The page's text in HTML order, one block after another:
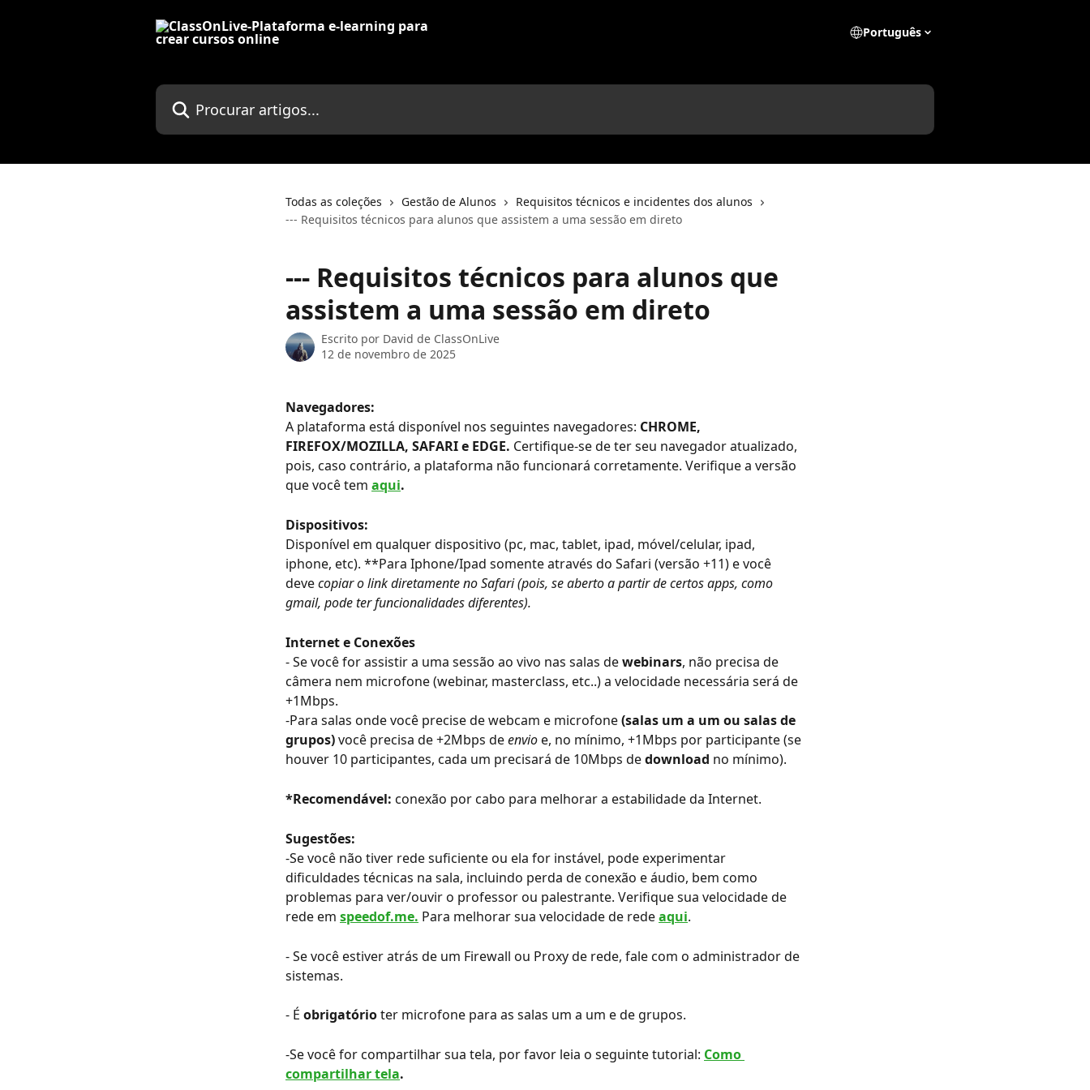
Português
Procurar artigos...
Todas as coleções Gestão de Alunos
Requisitos técnicos e incidentes dos alunos
--- Requisitos técnicos para alunos que assistem a uma sessão em direto
--- Requisitos técnicos para alunos que
assistem a uma sessão em direto
Escrito por David de ClassOnLive
12 de novembro de 2025
Navegadores:
A plataforma está disponível nos seguintes navegadores: CHROME,
FIREFOX/MOZILLA, SAFARI e EDGE. Certifique-se de ter seu navegador atualizado,
pois, caso contrário, a plataforma não funcionará corretamente. Verifique a versão
que você tem aqui.
Dispositivos:
Disponível em qualquer dispositivo (pc, mac, tablet, ipad, móvel/celular, ipad,
iphone, etc). **Para Iphone/Ipad somente através do Safari (versão +11) e você
deve copiar o link diretamente no Safari (pois, se aberto a partir de certos apps, como
gmail, pode ter funcionalidades diferentes).
Internete Conexões
- Se você for assistir a uma sessão ao vivo nas salas de webinars, não precisa de
câmera nem microfone (webinar, masterclass, etc..) a velocidade necessária será de
+1Mbps.
-Para salas onde você precise de webcam e microfone (salas um a um ou salas de
grupos) você precisa de +2Mbps de envio e, no mínimo, +1Mbps por participante (se
houver 10 participantes, cada um precisará de 10Mbps de download no mínimo).
*Recomendável: conexão por cabo para melhorar a estabilidade da Internet.
Sugestões:
-Se você não tiver rede suficiente ou ela for instável, pode experimentar
dificuldades técnicas na sala, incluindo perda de conexão e áudio, bem como
problemas para ver/ouvir o professor ou palestrante. Verifique sua velocidade de
rede em speedof.me. Para melhorar sua velocidade de rede aqui.
- Se você estiver atrás de um Firewall ou Proxy de rede, fale com o administrador de
sistemas.
- É obrigatório ter microfone para as salas um a um e de grupos.
-Se você for compartilhar sua tela, por favor leia o seguinte tutorial: Como
compartilhar tela.